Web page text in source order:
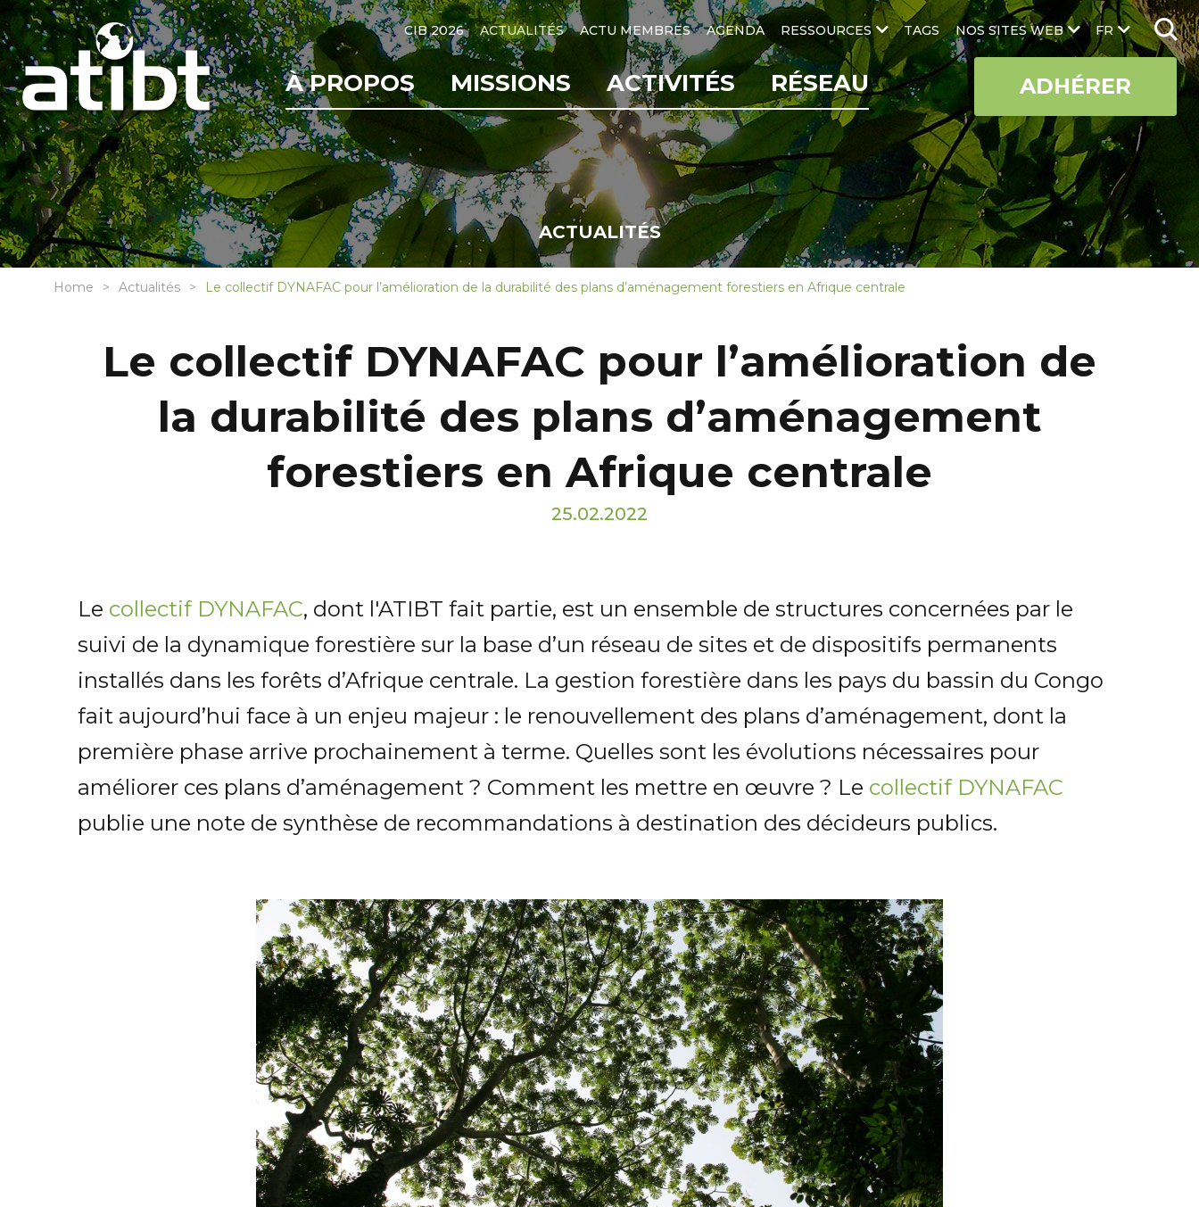
FR
CIB 2026 ACTUALITÉS ACTU MEMBRES AGENDA RESSOURCES TAGS NOS SITES WEB
À PROPOS MISSIONS ACTIVITÉS RÉSEAU ADHÉRER
ACTUALITÉS
Home Actualités Le collectif DYNAFAC pour l’amélioration de la durabilité des plans d’aménagement forestiers en Afrique centrale
Le collectif DYNAFAC pour l’amélioration de
la durabilité des plans d’aménagement
forestiers en Afrique centrale
25.02.2022
Le collectif DYNAFAC, dont l'ATIBT fait partie, est un ensemble de structures concernées par le
suivi de la dynamique forestière sur la base d’un réseau de sites et de dispositifs permanents
installés dans les forêts d’Afrique centrale. La gestion forestière dans les pays du bassin du Congo
fait aujourd’hui face à un enjeu majeur : le renouvellement des plans d’aménagement, dont la
première phase arrive prochainement à terme. Quelles sont les évolutions nécessaires pour
améliorer ces plans d’aménagement ? Comment les mettre en œuvre ? Le collectif DYNAFAC
publie une note de synthèse de recommandations à destination des décideurs publics.